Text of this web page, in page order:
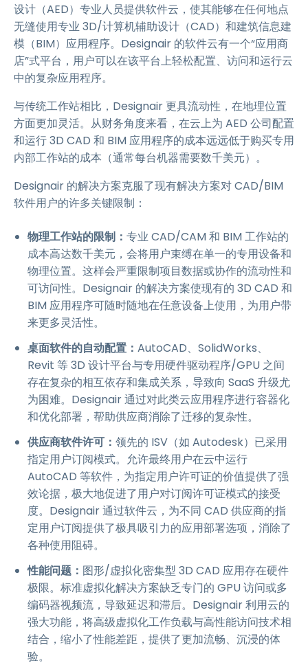
设计（AED）专业人员提供软件云，使其能够在任何地点
无缝使用专业 3D/计算机辅助设计（CAD）和建筑信息建
模（BIM）应用程序。Designair 的软件云有一个“应用商
店”式平台，用户可以在该平台上轻松配置、访问和运行云
中的复杂应用程序。
与传统工作站相比，Designair 更具流动性，在地理位置
方面更加灵活。从财务角度来看，在云上为 AED 公司配置
和运行 3D CAD 和 BIM 应用程序的成本远远低于购买专用
内部工作站的成本（通常每台机器需要数千美元）。
Designair 的解决方案克服了现有解决方案对 CAD/BIM
软件用户的许多关键限制：
物理工作站的限制： 专业 CAD/CAM 和 BIM 工作站的
成本高达数千美元，会将用户束缚在单一的专用设备和
物理位置。这样会严重限制项目数据或协作的流动性和
可访问性。Designair 的解决方案使现有的 3D CAD 和
BIM 应用程序可随时随地在任意设备上使用，为用户带
来更多灵活性。
桌面软件的自动配置： AutoCAD、SolidWorks、
Revit 等 3D 设计平台与专用硬件驱动程序/GPU 之间
存在复杂的相互依存和集成关系，导致向 SaaS 升级尤
为困难。Designair 通过对此类云应用程序进行容器化
和优化部署，帮助供应商消除了迁移的复杂性。
供应商软件许可： 领先的 ISV（如 Autodesk）已采用
指定用户订阅模式。允许最终用户在云中运行
AutoCAD 等软件，为指定用户许可证的价值提供了强
效论据，极大地促进了用户对订阅许可证模式的接受
度。Designair 通过软件云，为不同 CAD 供应商的指
定用户订阅提供了极具吸引力的应用部署选项，消除了
各种使用阻碍。
性能问题： 图形/虚拟化密集型 3D CAD 应用存在硬件
极限。标准虚拟化解决方案缺乏专门的 GPU 访问或多
编码器视频流，导致延迟和滞后。Designair 利用云的
强大功能，将高级虚拟化工作负载与高性能访问技术相
结合，缩小了性能差距，提供了更加流畅、沉浸的体
验。